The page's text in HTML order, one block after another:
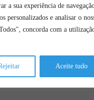
a sua experiência de
personalizados e analisar o
concorda com a
Aceite tudo